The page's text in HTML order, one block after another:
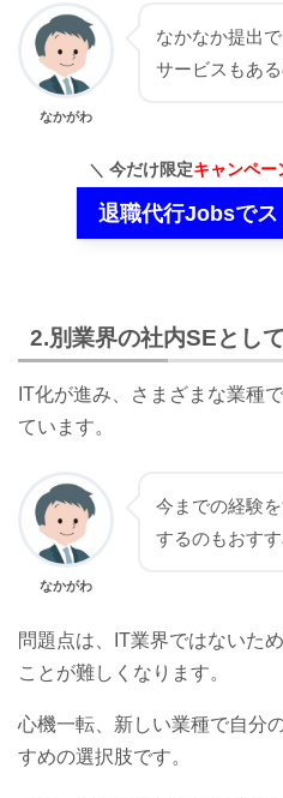
なかがわ
なかなか提出
サービスもあ
今だけ限定キャンペー
退職代行Jobsで
2.別業界の社内SEとし
IT化が進み、さまざまな業種
ています。
なかがわ
今までの経験
するのもおすす
問題点は、IT業界ではないた
ことが難しくなります。
心機一転、新しい業種で自分
すめの選択肢です。